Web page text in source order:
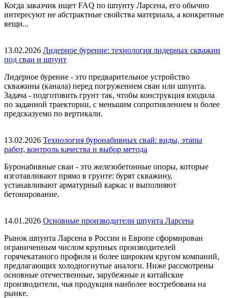
Когда заказчик ищет FAQ по шпунту Ларсена, его обычно
интересуют не абстрактные свойства материала, а конкретные
вещи...
13.02.2026 Лидерное бурение: технология лидерных скважин
под сваи и шпунт
Лидерное бурение - это предварительное устройство
скважины (канала) перед погружением сваи или шпунта.
Задача - подготовить грунт так, чтобы конструкция входила
по заданной траектории, с меньшим сопротивлением и более
предсказуемо по вертикали.
13.02.2026 Технология буронабивных свай: виды, этапы
работ, контроль качества и выбор метода
Буронабивные сваи - это железобетонные опоры, которые
изготавливают прямо в грунте: бурят скважину,
устанавливают арматурный каркас и выполняют
бетонирование.
14.01.2026 Основные производители шпунта Ларсена
Рынок шпунта Ларсена в России и Европе сформирован
ограниченным числом крупных производителей
горячекатаного профиля и более широким кругом компаний,
предлагающих холодногнутые аналоги. Ниже рассмотрены
основные отечественные, зарубежные и китайские
производители, чья продукция наиболее востребована на
рынке.